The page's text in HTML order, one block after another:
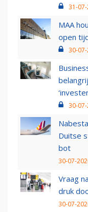
31-
MAA
open
30-
30-
Duitse
bot
30-07-
Vraag
druk
30-07-